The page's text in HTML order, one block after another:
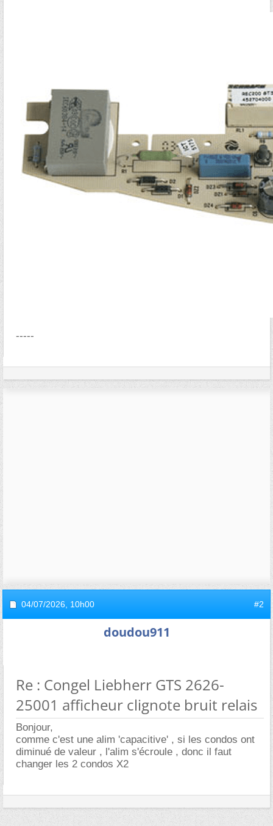
-----
04/07/2026, 10h00 #2
doudou911
Re : Congel Liebherr GTS 2626-
25001 afficheur clignote bruit relais
Bonjour,
comme c'est une alim 'capacitive' , si les condos ont
diminué de valeur , l'alim s'écroule , donc il faut
changer les 2 condos X2